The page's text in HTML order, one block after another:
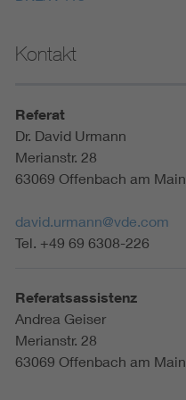
Kontakt
Referat
Dr. David Urmann
Merianstr. 28
63069 Offenbach am Main
david.urmann@vde.com
Tel. +49 69 6308-226
Referatsassistenz
Andrea Geiser
Merianstr. 28
63069 Offenbach am Main